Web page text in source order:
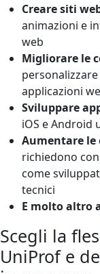
Creare siti
animazioni e
web
Migliorare le
applicazioni
Sviluppare
iOS e Android
Aumentare
richiedono
come
tecnici
E molto altro
Scegli la
UniProf e